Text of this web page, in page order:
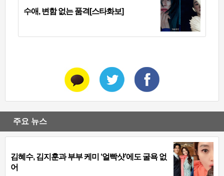
수애, 변함 없는 품격[스타화보]
주요 뉴스
김혜수, 김지훈과 부부 케미 ‘얼빡샷’에도 굴욕 없
어